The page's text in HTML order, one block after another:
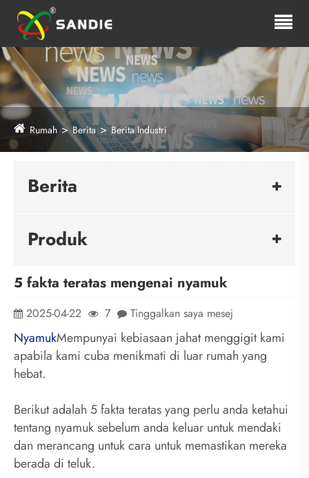
Rumah Berita Berita Industri
Berita
Produk
5 fakta teratas mengenai nyamuk
2025-04-22 7 Tinggalkan saya mesej
NyamukMempunyai kebiasaan jahat menggigit kami
apabila kami cuba menikmati di luar rumah yang
hebat.
Berikut adalah 5 fakta teratas yang perlu anda ketahui
tentang nyamuk sebelum anda keluar untuk mendaki
dan merancang untuk cara untuk memastikan mereka
berada di teluk.